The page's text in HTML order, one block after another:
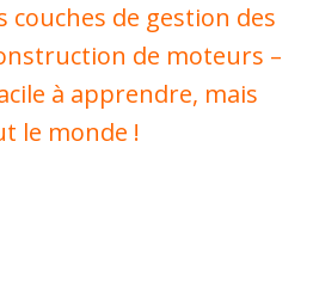
couches de gestion des
de moteurs –
à apprendre, mais
le monde !